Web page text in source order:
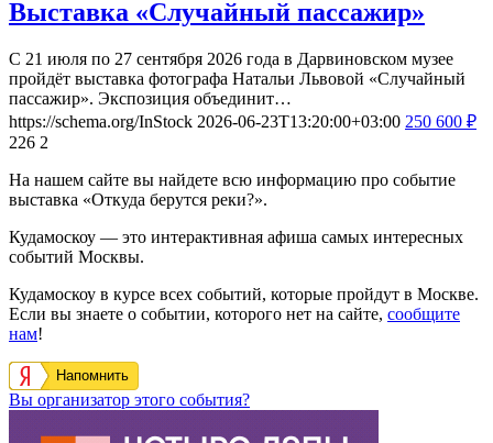
Выставка «Случайный пассажир»
С 21 июля по 27 сентября 2026 года в Дарвиновском музее
пройдёт выставка фотографа Натальи Львовой «Случайный
пассажир». Экспозиция объединит…
https://schema.org/InStock 2026-06-23T13:20:00+03:00 250 600 ₽
226 2
На нашем сайте вы найдете всю информацию про событие
выставка «Откуда берутся реки?».
Кудамоскоу — это интерактивная афиша самых интересных
событий Москвы.
Кудамоскоу в курсе всех событий, которые пройдут в Москве.
Если вы знаете о событии, которого нет на сайте, сообщите
нам!
Напомнить
Вы организатор этого события?